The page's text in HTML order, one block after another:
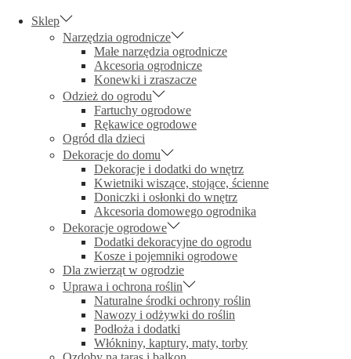
Sklep
Narzędzia ogrodnicze
Małe narzędzia ogrodnicze
Akcesoria ogrodnicze
Konewki i zraszacze
Odzież do ogrodu
Fartuchy ogrodowe
Rękawice ogrodowe
Ogród dla dzieci
Dekoracje do domu
Dekoracje i dodatki do wnętrz
Kwietniki wiszące, stojące, ścienne
Doniczki i osłonki do wnętrz
Akcesoria domowego ogrodnika
Dekoracje ogrodowe
Dodatki dekoracyjne do ogrodu
Kosze i pojemniki ogrodowe
Dla zwierząt w ogrodzie
Uprawa i ochrona roślin
Naturalne środki ochrony roślin
Nawozy i odżywki do roślin
Podłoża i dodatki
Włókniny, kaptury, maty, torby